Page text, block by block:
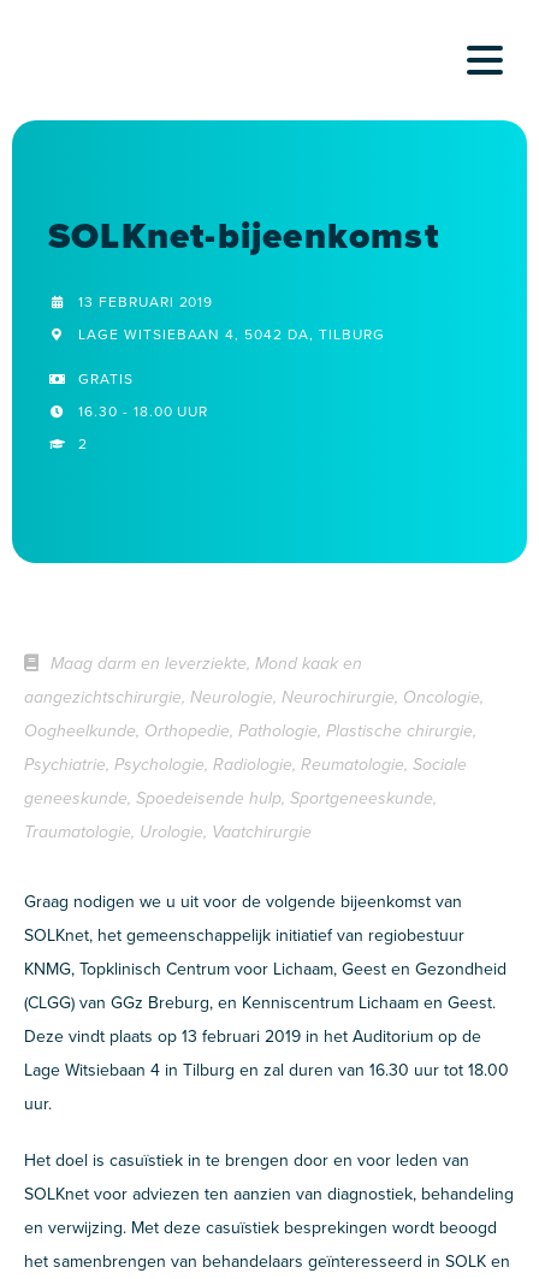
SOLKnet-bijeenkomst
13 FEBRUARI 2019
LAGE WITSIEBAAN 4, 5042 DA, TILBURG
GRATIS
16.30 - 18.00 UUR
2
Maag darm en leverziekte, Mond kaak en
aangezichtschirurgie, Neurologie, Neurochirurgie, Oncologie,
Oogheelkunde, Orthopedie, Pathologie, Plastische chirurgie,
Psychiatrie, Psychologie, Radiologie, Reumatologie, Sociale
geneeskunde, Spoedeisende hulp, Sportgeneeskunde,
Traumatologie, Urologie, Vaatchirurgie
Graag nodigen we u uit voor de volgende bijeenkomst van
SOLKnet, het gemeenschappelijk initiatief van regiobestuur
KNMG, Topklinisch Centrum voor Lichaam, Geest en Gezondheid
(CLGG) van GGz Breburg, en Kenniscentrum Lichaam en Geest.
Deze vindt plaats op 13 februari 2019 in het Auditorium op de
Lage Witsiebaan 4 in Tilburg en zal duren van 16.30 uur tot 18.00
uur.
Het doel is casuïstiek in te brengen door en voor leden van
SOLKnet voor adviezen ten aanzien van diagnostiek, behandeling
en verwijzing. Met deze casuïstiek besprekingen wordt beoogd
het samenbrengen van behandelaars geïnteresseerd in SOLK en